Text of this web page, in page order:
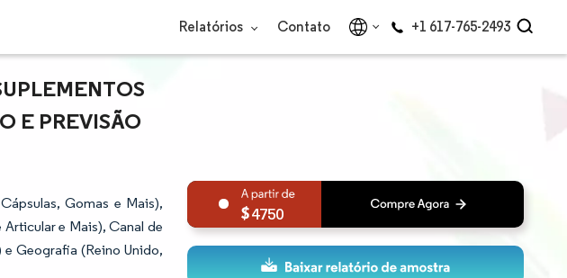
Relatórios Contato +1 617-765-2493
E PREVISÃO
Gomas e Mais),
Articular e Mais), Canal de
Geografia (Reino Unido,
4750